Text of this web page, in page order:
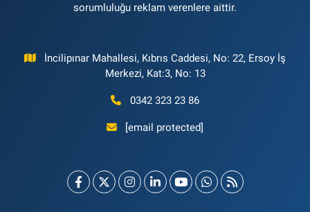
sorumluluğu reklam verenlere aittir.
İncilipınar Mahallesi, Kıbrıs Caddesi, No: 22, Ersoy İş
Merkezi, Kat:3, No: 13
0342 323 23 86
[email protected]